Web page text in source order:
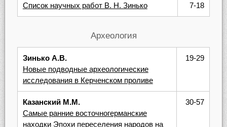
Список научных работ В. Н. Зинько 7-18
Археология
Зинько А.В.
Новые подводные археологические
исследования в Керченском проливе
19-29
Казанский М.М.
Самые ранние восточногерманские
находки Эпохи переселения народов на
30-57